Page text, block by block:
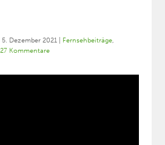
|5. Dezember 2021 Fernsehbeiträge,
27 Kommentare